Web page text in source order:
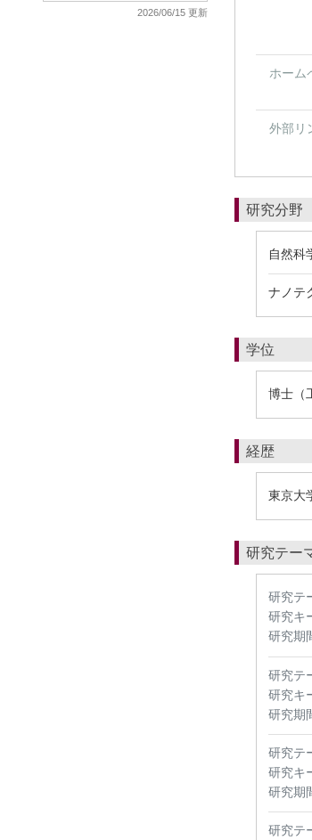
2026/06/15 更新
ホーム
外部リ
研究分野
自然科
ナノテ
学位
博士（
経歴
東京大
研究テー
研究テ
研究キ
研究期
研究テ
研究キ
研究期
研究テ
研究キ
研究期
研究テ